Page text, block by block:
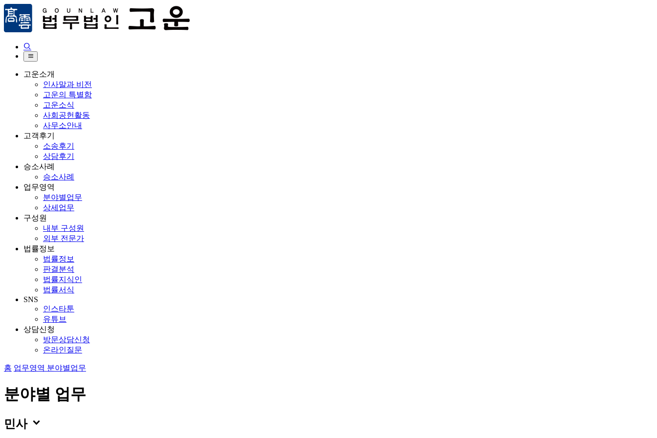


고운소개
인사말과 비전
고운의 특별함
고운소식
사회공헌활동
사무소안내
고객후기
소송후기
상담후기
승소사례
승소사례
업무영역
분야별업무
상세업무
구성원
내부 구성원
외부 전문가
법률정보
법률정보
판결분석
법률지식인
법률서식
SNS
인스타툰
유튜브
상담신청
방문상담신청
온라인질문
홈 업무영역 분야별업무
분야별 업무
민사 